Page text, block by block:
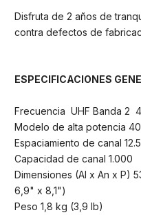
Disfruta de 2 años de
contra defectos de
ESPECIFICACIONES
Frecuencia UHF Banda 2
Modelo de alta potencia
Espaciamiento de canal
Capacidad de canal 1.000
Dimensiones (Al x An x P)
6,9" x 8,1")
Peso 1,8 kg (3,9 lb)